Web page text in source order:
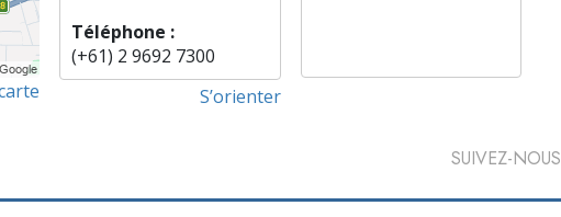
Téléphone :
(+61) 2 9692 7300
S’orienter
SUIVEZ-NOUS